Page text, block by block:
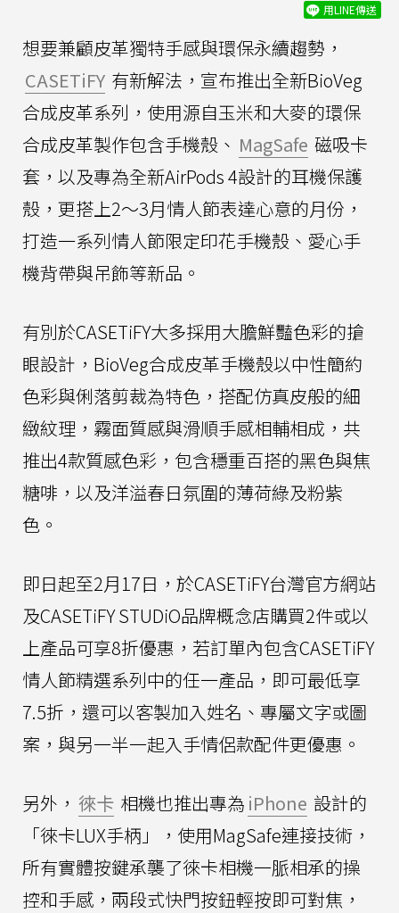
用LINE傳送
想要兼顧皮革獨特手感與環保永續趨勢，
CASETiFY 有新解法，宣布推出全新BioVeg
合成皮革系列，使用源自玉米和大麥的環保
合成皮革製作包含手機殼、 MagSafe 磁吸卡
套，以及專為全新AirPods 4設計的耳機保護
殼，更搭上2～3月情人節表達心意的月份，
打造一系列情人節限定印花手機殼、愛心手
機背帶與吊飾等新品。
有別於CASETiFY大多採用大膽鮮豔色彩的搶
眼設計，BioVeg合成皮革手機殼以中性簡約
色彩與俐落剪裁為特色，搭配仿真皮般的細
緻紋理，霧面質感與滑順手感相輔相成，共
推出4款質感色彩，包含穩重百搭的黑色與焦
糖啡，以及洋溢春日氛圍的薄荷綠及粉紫
色。
即日起至2月17日，於CASETiFY台灣官方網站
及CASETiFY STUDiO品牌概念店購買2件或以
上產品可享8折優惠，若訂單內包含CASETiFY
情人節精選系列中的任一產品，即可最低享
7.5折，還可以客製加入姓名、專屬文字或圖
案，與另一半一起入手情侶款配件更優惠。
另外， 徠卡 相機也推出專為 iPhone 設計的
「徠卡LUX手柄」，使用MagSafe連接技術，
所有實體按鍵承襲了徠卡相機一脈相承的操
控和手感，兩段式快門按鈕輕按即可對焦，